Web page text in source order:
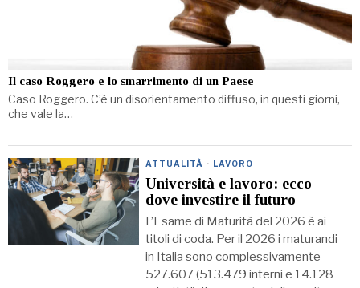
Il caso Roggero e lo smarrimento di un Paese
Caso Roggero. C’è un disorientamento diffuso, in questi giorni,
che vale la…
ATTUALITÀ · LAVORO
Università e lavoro: ecco
dove investire il futuro
L’Esame di Maturità del 2026 è ai
titoli di coda. Per il 2026 i maturandi
in Italia sono complessivamente
527.607 (513.479 interni e 14.128